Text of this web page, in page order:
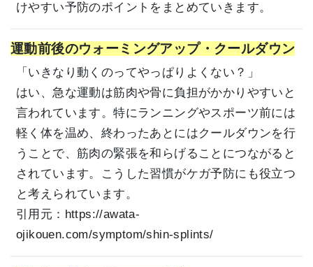
けやすい予防のポイントをまとめていきます。
運動前後のウォーミングアップ・クールダウン
「いきなり動くのってやっぱりよくない？」
はい、急な運動は筋肉や骨に負担がかかりやすいと
言われています。特にランニングやスポーツ前には
軽く体を温め、終わったあとにはクールダウンを行
うことで、筋肉の緊張を和らげることにつながると
されています。こうした習慣がケガ予防にも役立つ
と考えられています。
引用元： https://awata-
ojikouen.com/symptom/shin-splints/